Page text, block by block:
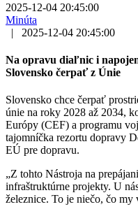
2025-12-04 20:45:00
Minúta
|
2025-12-04 20:45:00
Na opravu diaľnic i
Slovensko čerpať z Únie
Slovensko chce čerpať
únie na roky 2028 až 2034,
Európy (CEF) a programu
tajomníčka rezortu dopravy
EÚ pre dopravu.
„Z tohto Nástroja na
infraštruktúrne projekty. U
železnice. To je niečo, čo my